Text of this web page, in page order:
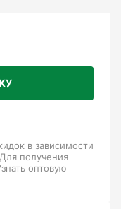
в зависимости
получения
оптовую